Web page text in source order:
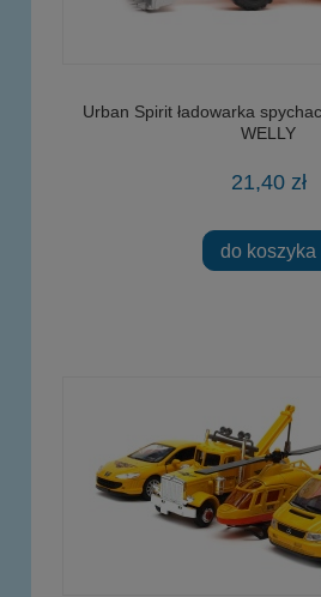
Urban Spirit ładowarka
WELLY
21,40 zł
do koszyka